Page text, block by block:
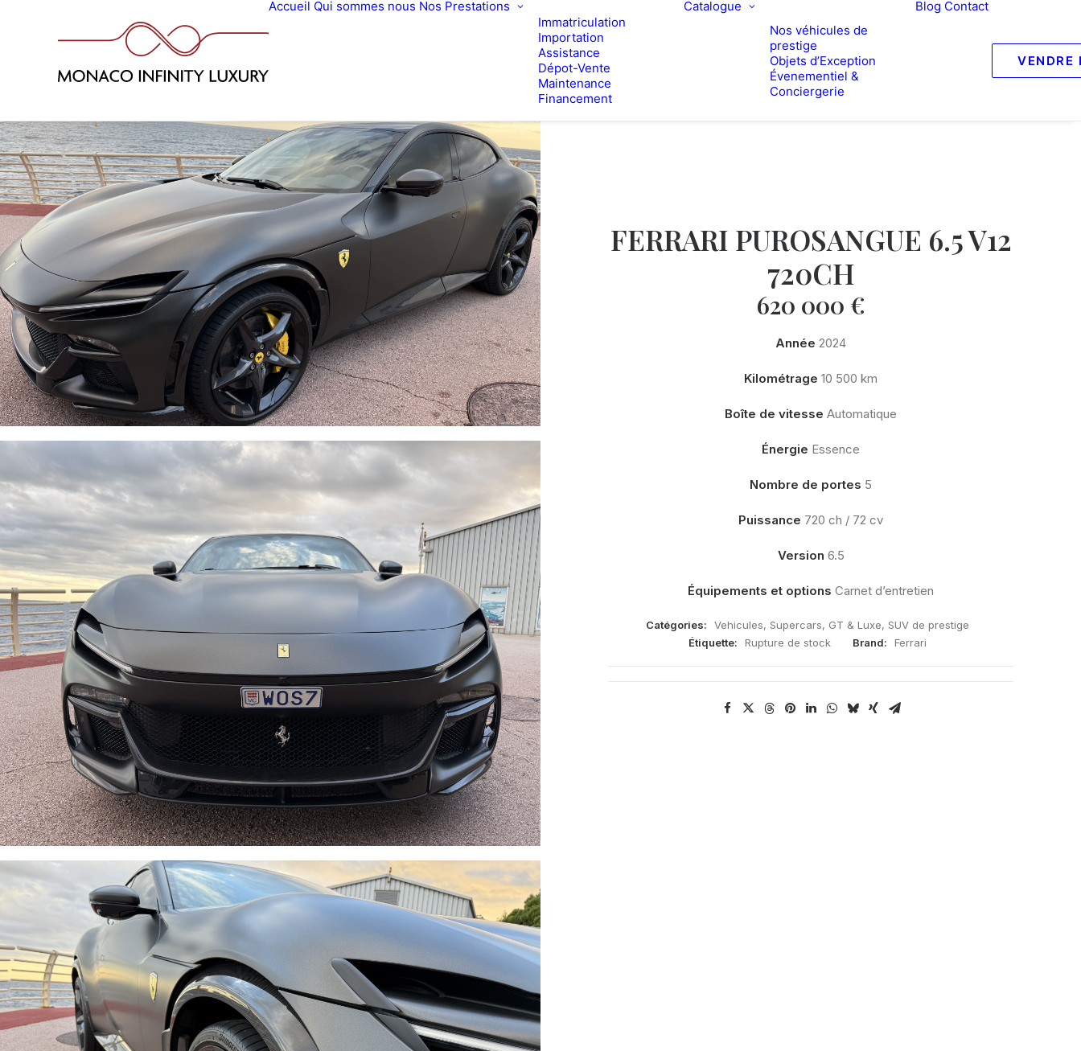
Accueil Qui sommes nous Nos Prestations
Immatriculation
Importation
Assistance
Dépot-Vente
Maintenance
Financement
Catalogue
Nos véhicules de
prestige
Objets d’Exception
Évenementiel &
Conciergerie
Blog Contact
VENDRE
FERRARI PUROSANGUE 6.5 V12
720CH
620 000 €
Année 2024
Kilométrage 10 500 km
Boîte de vitesse Automatique
Énergie Essence
Nombre de portes 5
Puissance 720 ch / 72 cv
Version 6.5
Équipements et options Carnet d’entretien
Catégories: Vehicules, Supercars, GT & Luxe, SUV de prestige
Étiquette:
Rupture de stock Brand: Ferrari